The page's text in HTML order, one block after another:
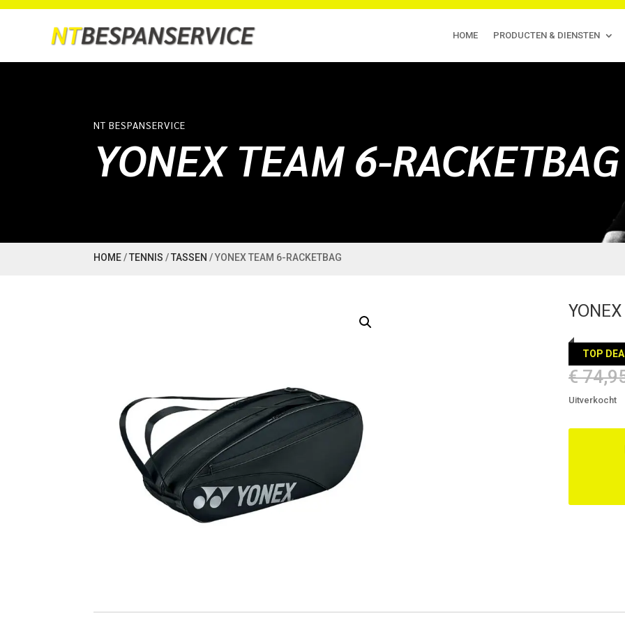
HOME PRODUCTEN & DIENSTEN
NT BESPANSERVICE
YONEX TEAM 6-RACKETBAG
HOME/TENNIS /TASSEN / YONEX TEAM 6-RACKETBAG
TOP
€
Uitverkocht